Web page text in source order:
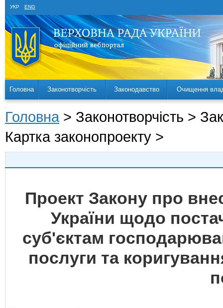
УКР ENG
Головна Законотворчість Законодавство Очищення
Головна > Законотворчість >
Картка законопроекту >
Проект Закону про
України щодо
суб'єктам
послуги та